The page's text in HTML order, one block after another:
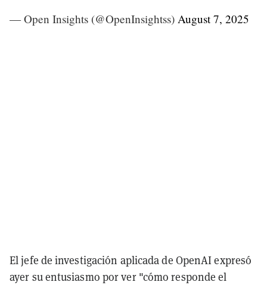
— Open Insights (@OpenInsightss) August 7, 2025
El jefe de investigación aplicada de OpenAI expresó
ayer su entusiasmo por ver "cómo responde el